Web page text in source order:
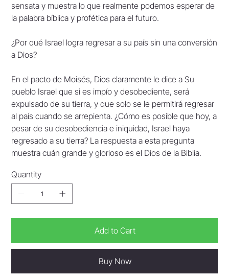
sensata y muestra lo que realmente podemos esperar de
la palabra bíblica y profética para el futuro.
¿Por qué Israel logra regresar a su país sin una conversión
a Dios?
En el pacto de Moisés, Dios claramente le dice a Su
pueblo Israel que si es impío y desobediente, será
expulsado de su tierra, y que solo se le permitirá regresar
al país cuando se arrepienta. ¿Cómo es posible que hoy, a
pesar de su desobediencia e iniquidad, Israel haya
regresado a su tierra? La respuesta a esta pregunta
muestra cuán grande y glorioso es el Dios de la Biblia.
Quantity
Add to Cart
Buy Now